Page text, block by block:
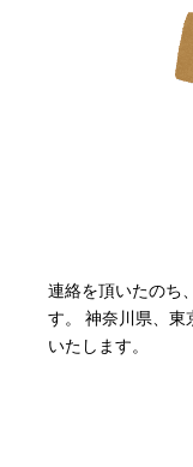
連絡を頂いたのち
す。 神奈川県、東
いたします。